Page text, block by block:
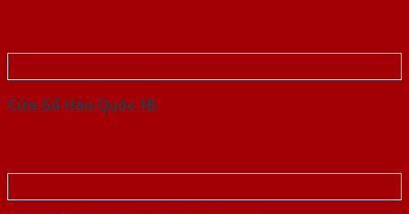
Cửa Gỗ Hàn Quốc 1B